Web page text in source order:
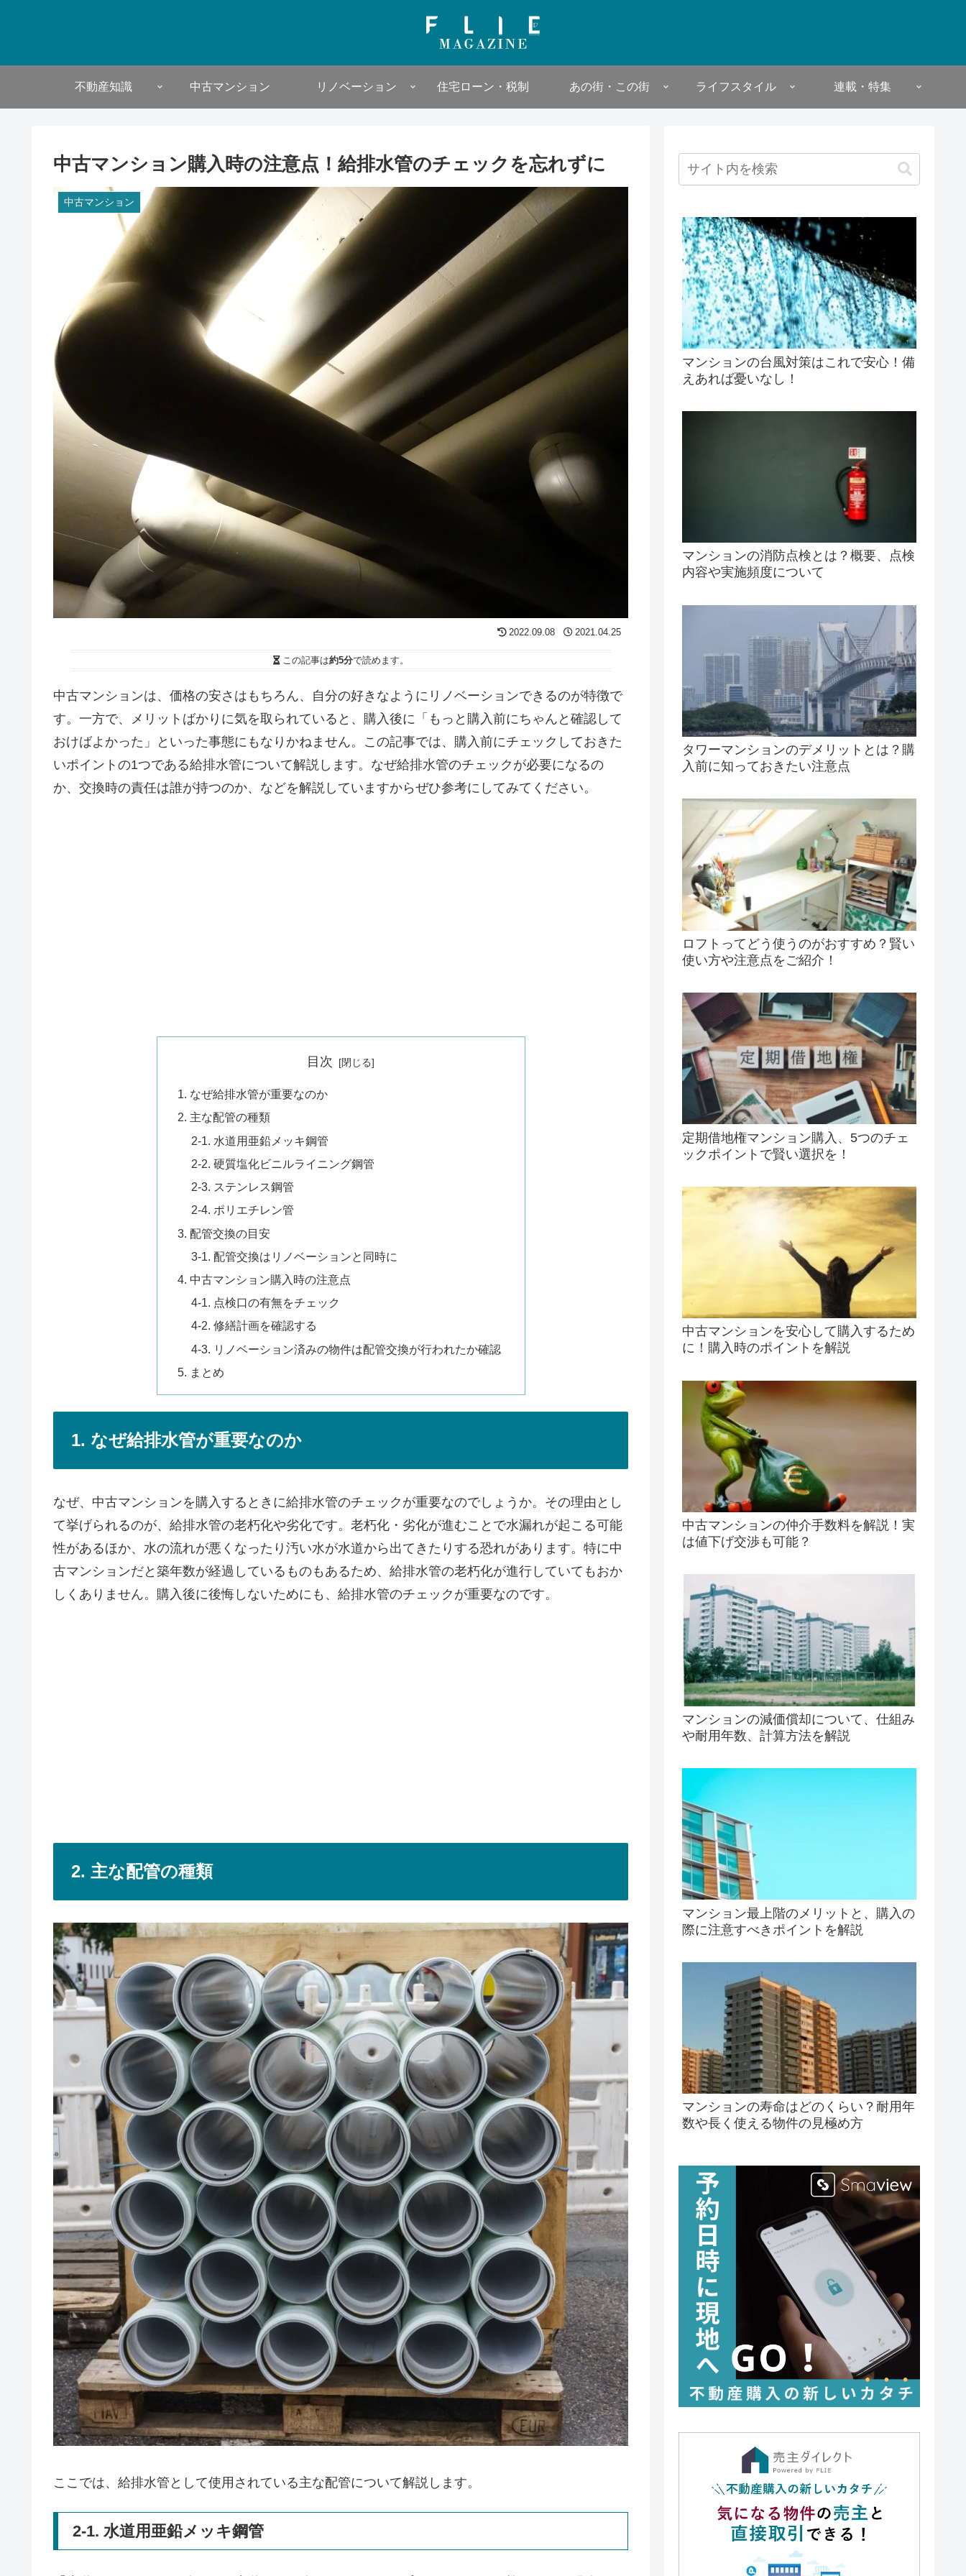
不動産知識 中古マンション リノベーション 住宅ローン・税制 あの街・この街 ライフスタイル 連載・特集
中古マンション購入時の注意点！給排水管のチェックを忘れずに
中古マンション
2022.09.08 2021.04.25
この記事は約5分で読めます。
中古マンションは、価格の安さはもちろん、自分の好きなようにリノベーションできるのが特徴で
す。一方で、メリットばかりに気を取られていると、購入後に「もっと購入前にちゃんと確認して
おけばよかった」といった事態にもなりかねません。この記事では、購入前にチェックしておきた
いポイントの1つである給排水管について解説します。なぜ給排水管のチェックが必要になるの
か、交換時の責任は誰が持つのか、などを解説していますからぜひ参考にしてみてください。
目次
1. なぜ給排水管が重要なのか
2. 主な配管の種類
2-1. 水道用亜鉛メッキ鋼管
2-2. 硬質塩化ビニルライニング鋼管
2-3. ステンレス鋼管
2-4. ポリエチレン管
3. 配管交換の目安
3-1. 配管交換はリノベーションと同時に
4. 中古マンション購入時の注意点
4-1. 点検口の有無をチェック
4-2. 修繕計画を確認する
4-3. リノベーション済みの物件は配管交換が行われたか確認
5. まとめ
1. なぜ給排水管が重要なのか
なぜ、中古マンションを購入するときに給排水管のチェックが重要なのでしょうか。その理由とし
て挙げられるのが、給排水管の老朽化や劣化です。老朽化・劣化が進むことで水漏れが起こる可能
性があるほか、水の流れが悪くなったり汚い水が水道から出てきたりする恐れがあります。特に中
古マンションだと築年数が経過しているものもあるため、給排水管の老朽化が進行していてもおか
しくありません。購入後に後悔しないためにも、給排水管のチェックが重要なのです。
2. 主な配管の種類
ここでは、給排水管として使用されている主な配管について解説します。
2-1. 水道用亜鉛メッキ鋼管
マンションの台風対策はこれで安心！備
えあれば憂いなし！
マンションの消防点検とは？概要、点検
内容や実施頻度について
タワーマンションのデメリットとは？購
入前に知っておきたい注意点
ロフトってどう使うのがおすすめ？賢い
使い方や注意点をご紹介！
定期借地権マンション購入、5つのチェ
ックポイントで賢い選択を！
中古マンションを安心して購入するため
に！購入時のポイントを解説
中古マンションの仲介手数料を解説！実
は値下げ交渉も可能？
マンションの減価償却について、仕組み
や耐用年数、計算方法を解説
マンション最上階のメリットと、購入の
際に注意すべきポイントを解説
マンションの寿命はどのくらい？耐用年
数や長く使える物件の見極め方